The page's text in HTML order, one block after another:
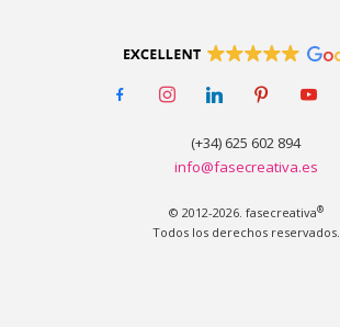
facebook-instagramlinkedin pinterestyoutube
(+34) 625 602 894
info@fasecreativa.es
© 2012-2026. fasecreativa®
Todos los derechos reservados.